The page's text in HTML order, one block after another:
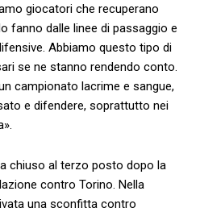
giocatori che recuperano
fanno dalle linee di passaggio e
Abbiamo questo tipo di
se ne stanno rendendo conto.
campionato lacrime e sangue,
e difendere, soprattutto nei
chiuso al terzo posto dopo la
contro Torino. Nella
una sconfitta contro